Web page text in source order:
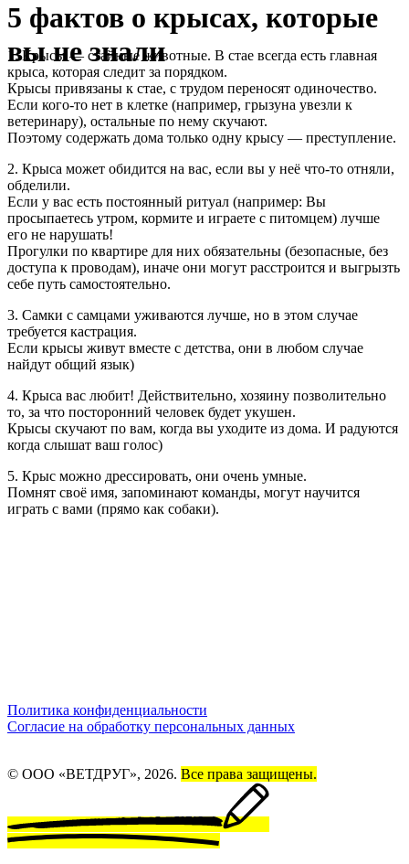
5 фактов о крысах, которые
вы не знали
1. Крысы — стайные животные. В стае всегда есть главная
крыса, которая следит за порядком.
Крысы привязаны к стае, с трудом переносят одиночество.
Если кого-то нет в клетке (например, грызуна увезли к
ветеринару), остальные по нему скучают.
Поэтому содержать дома только одну крысу — преступление.
2. Крыса может обидится на вас, если вы у неё что-то отняли,
обделили.
Если у вас есть постоянный ритуал (например: Вы
просыпаетесь утром, кормите и играете с питомцем) лучше
его не нарушать!
Прогулки по квартире для них обязательны (безопасные, без
доступа к проводам), иначе они могут расстроится и выгрызть
себе путь самостоятельно.
3. Самки с самцами уживаются лучше, но в этом случае
требуется кастрация.
Если крысы живут вместе с детства, они в любом случае
найдут общий язык)
4. Крыса вас любит! Действительно, хозяину позволительно
то, за что посторонний человек будет укушен.
Крысы скучают по вам, когда вы уходите из дома. И радуются
когда слышат ваш голос)
5. Крыс можно дрессировать, они очень умные.
Помнят своё имя, запоминают команды, могут научится
играть с вами (прямо как собаки).
Политика конфиденциальности
Согласие на обработку персональных данных
© ООО «ВЕТДРУГ», 2026. Все права защищены.